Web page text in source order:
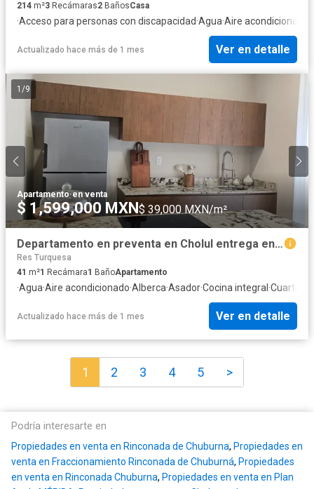
214 m²3 Recámaras2 BañosCasa
·Acceso para personas con discapacidad·Agua·Aire acondicionado
Actualizado hace más de 1 mes Ver en detalle
1 /9
Apartamento·en venta
$ 1,599,000 MXN$ 39,000 MXN/m²
Departamento en preventa en Cholul entrega enero 2027
Res Turquesa
41 m²1 Recámara1 BañoApartamento
·Agua·Aire acondicionado·Alberca·Asador·Cocina integral ·Cuarto
Actualizado hace más de 1 mes Ver en detalle
1 2 3 4 5 >
Podría interesarte en
Propiedades en venta en Rinconada de Chuburna, Propiedades en
venta en Fraccionamiento Rinconada de Chuburná, Propiedades
en venta en Rinconada Chuburna, Propiedades en venta en Plan